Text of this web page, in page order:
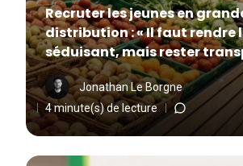
Recruter les jeunes en
distribution : « Il faut rendre
séduisant, mais rester
Jonathan Le Borgne
4 minute(s) de lecture